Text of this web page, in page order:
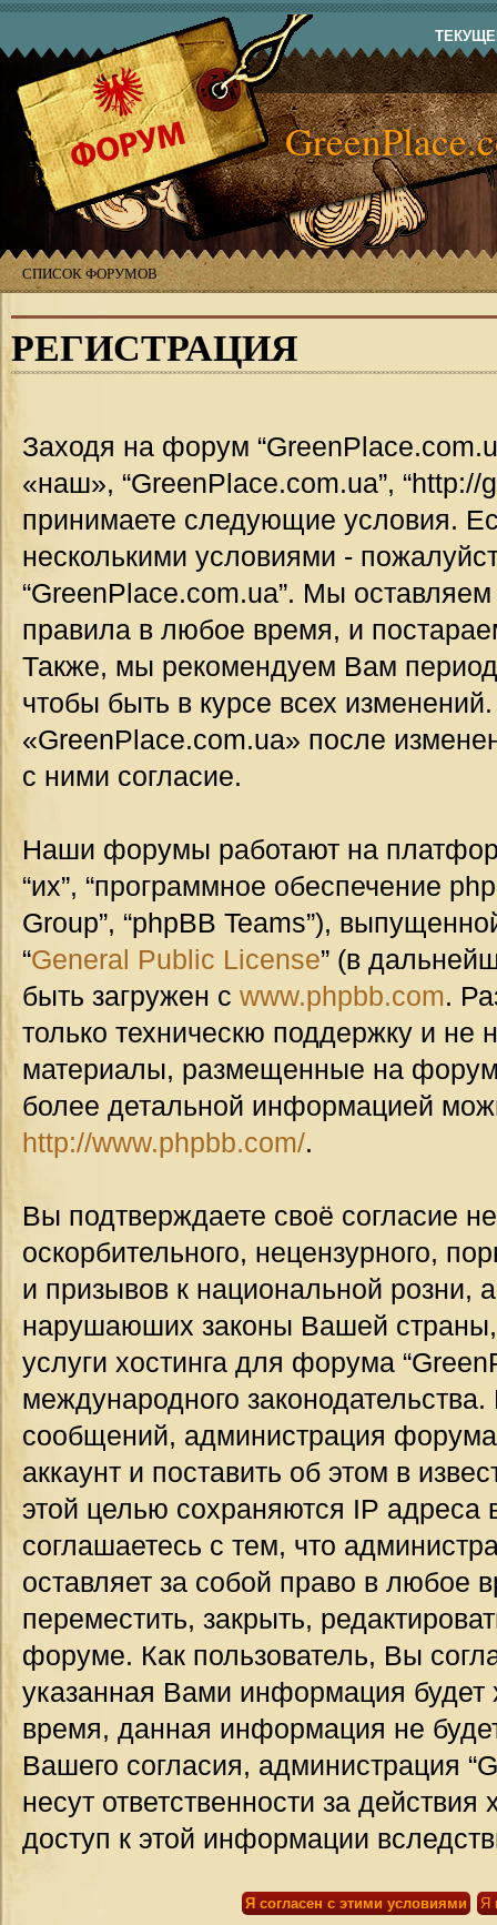
СПИСОК ФОРУМОВ
РЕГИСТРАЦИЯ
Заходя на форум
«наш», “GreenPlace.com.ua”,
принимаете следующие условия.
несколькими условиями -
“GreenPlace.com.ua”. Мы
правила в любое время, и
Также, мы рекомендуем Вам
чтобы быть в курсе всех
«GreenPlace.com.ua» после
с ними согласие.
Наши форумы работают на
“их”, “программное обеспечение
Group”, “phpBB Teams”),
“General Public License” (в
быть загружен с www.phpbb.com.
только техническю поддержку и не
материалы, размещенные на
более детальной информацией
http://www.phpbb.com/.
Вы подтверждаете своё согласие
оскорбительного, нецензурного,
и призывов к национальной розни,
нарушаюших законы Вашей страны,
услуги хостинга для форума
международного
сообщений, администрация
аккаунт и поставить об этом в
этой целью сохраняются IP
соглашаетесь с тем, что
оставляет за собой право в любое
переместить, закрыть,
форуме. Как пользователь, Вы
указанная Вами информация будет
время, данная информация не
Вашего согласия, администрация
несут ответственности за
доступ к этой информации